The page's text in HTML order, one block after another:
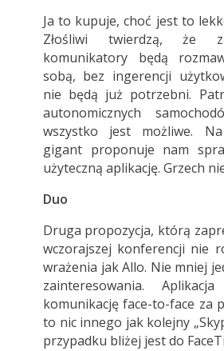
Ja to kupuje, choć jest to
Złośliwi twierdzą,
komunikatory będą
sobą, bez ingerencji
nie będą już potrzebni.
autonomicznych
wszystko jest możliwe.
gigant proponuje nam
użyteczną aplikację. Grzech
Duo
Druga propozycja, którą
wczorajszej konferencji nie
wrażenia jak Allo. Nie mniej
zainteresowania.
komunikację face-to-face za
to nic innego jak kolejny
przypadku bliżej jest do